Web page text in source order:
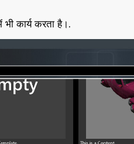
कार्य करता है।.